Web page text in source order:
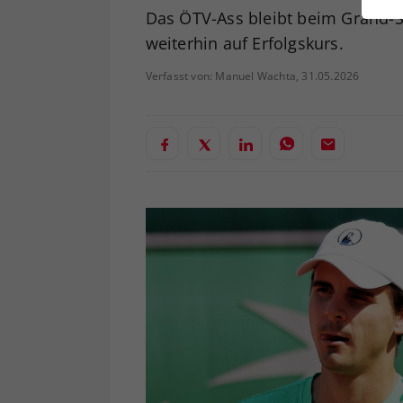
Das ÖTV-Ass bleibt beim
weiterhin auf Erfolgskurs.
Verfasst von: Manuel Wachta, 31.05.2026